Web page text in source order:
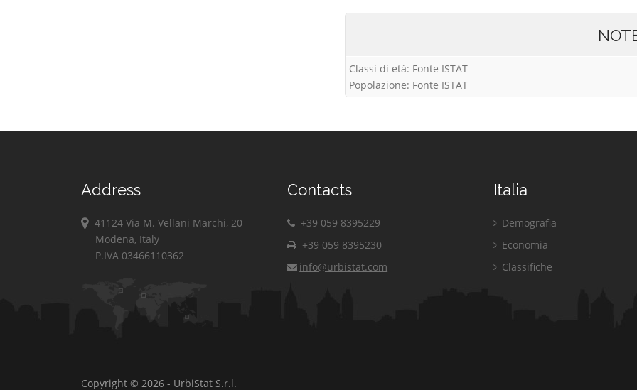
Classi di età: Fonte ISTAT
Popolazione: Fonte ISTAT
Address
41124 Via M. Vellani Marchi, 20
Modena, Italy
P.IVA 03466110362
Contacts
+39 059 8395229
+39 059 8395230
info@urbistat.com
Italia
Demografia
Economia
Classifiche
Copyright © 2026 - UrbiStat S.r.l.